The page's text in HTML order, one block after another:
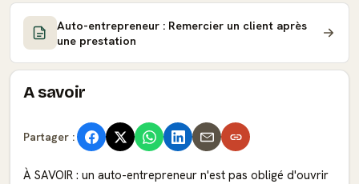
Auto-entrepreneur : Remercier un client après
une prestation
A savoir
Partager :
À SAVOIR : un auto-entrepreneur n'est pas obligé d'ouvrir